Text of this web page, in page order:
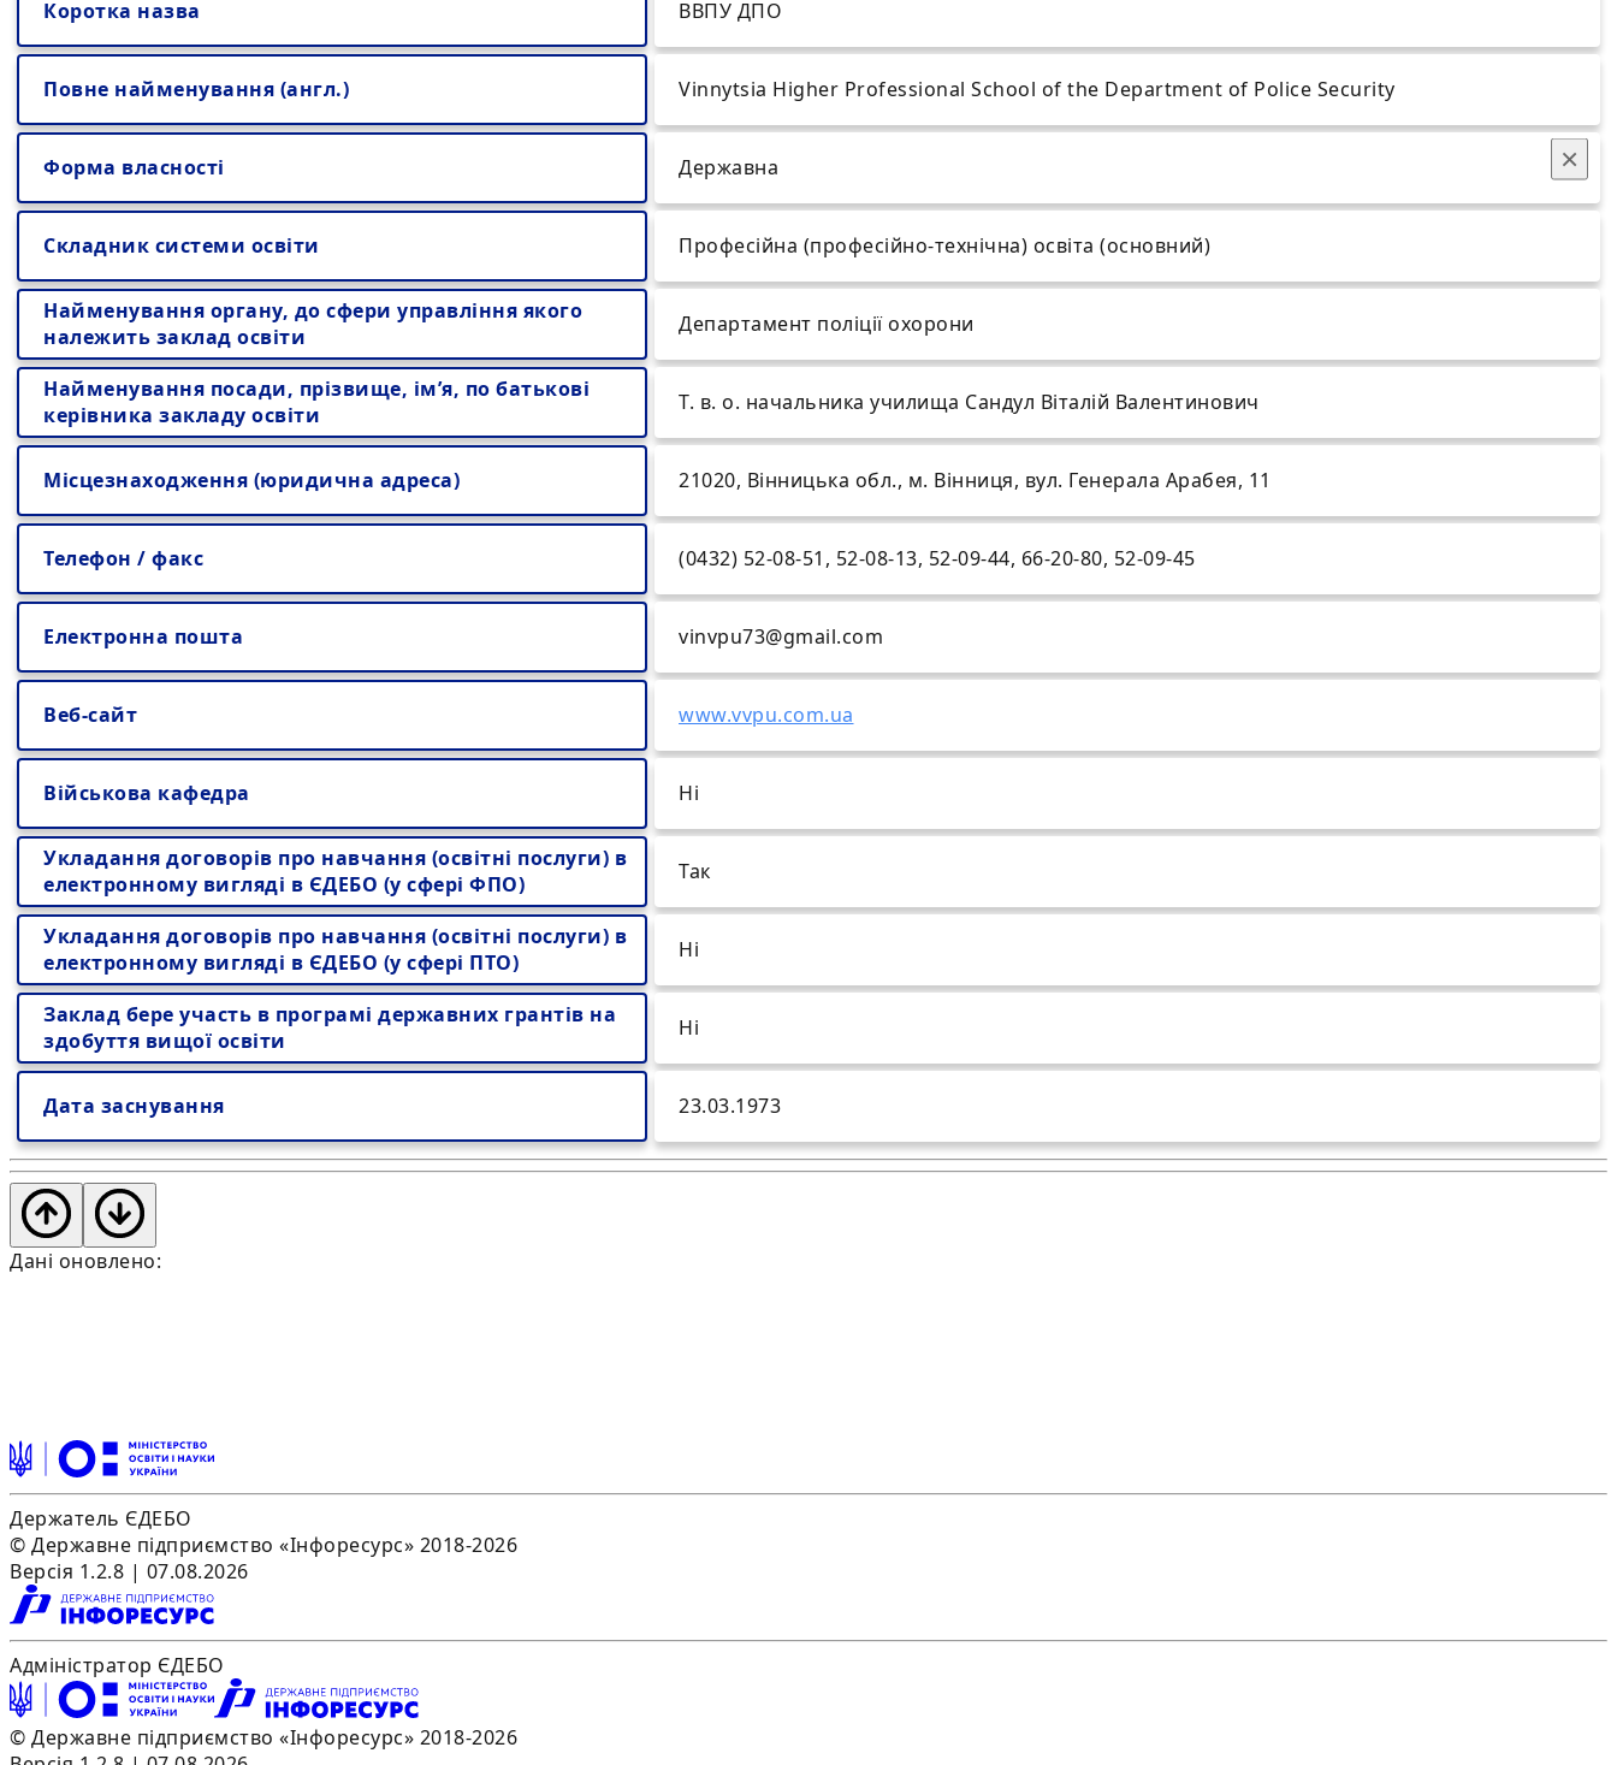
×
Коротка назва ВВПУ ДПО
Повне найменування (англ.) Vinnytsia Higher Professional School of the Department of Police Security
Форма власності Державна
Складник системи освіти Професійна (професійно-технічна) освіта (основний)
Найменування органу, до сфери управління якого
належить заклад освіти
Департамент поліції охорони
Найменування посади, прізвище, ім’я, по батькові
керівника закладу освіти
Т. в. о. начальника училища Сандул Віталій Валентинович
Місцезнаходження (юридична адреса) 21020, Вінницька обл., м. Вінниця, вул. Генерала Арабея, 11
Телефон / факс (0432) 52-08-51, 52-08-13, 52-09-44, 66-20-80, 52-09-45
Електронна пошта vinvpu73@gmail.com
Веб-сайт www.vvpu.com.ua
Військова кафедра Ні
Укладання договорів про навчання (освітні послуги) в
електронному вигляді в ЄДЕБО (у сфері ФПО)
Так
Укладання договорів про навчання (освітні послуги) в
електронному вигляді в ЄДЕБО (у сфері ПТО)
Ні
Заклад бере участь в програмі державних грантів на
здобуття вищої освіти
Ні
Дата заснування 23.03.1973
Дані оновлено:
Держатель ЄДЕБО
© Державне підприємство «Інфоресурс» 2018-2026
Версія 1.2.8 | 07.08.2026
Адміністратор ЄДЕБО
© Державне підприємство «Інфоресурс» 2018-2026